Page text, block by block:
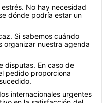
No hay necesidad
dónde podría estar un
Si sabemos cuándo
organizar nuestra agenda
disputas. En caso de
pedido proporciona
internacionales urgentes